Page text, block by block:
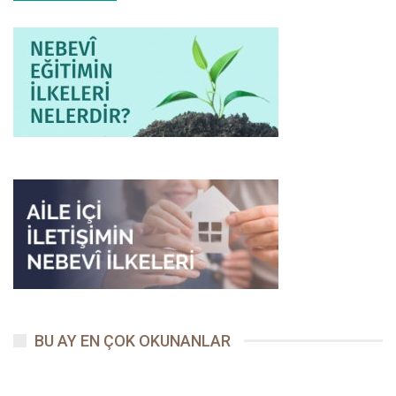
bulabileceğini düşünmüşler ve ürettikleri bu çözümün mümkün
olduğunu görerek bunu Ebû Basîr’e hatırlatmışlardı. Hatta Hz.
Ömer (radıyallahu anh) ona:
– Sen adam gibi adamsın ve yanında da kılıcın var, diyerek aynı
konuyu daha açık bir şekilde dile getirmiş oluyordu.
bulup Huneys’i öldürecek ve yeniden Medine’ye gelecekti. Kev­
ser’in de üzerine yürümüştü ama yetişememişti. Can havliyle
Kevser, Resûlullah’ın şefkat kollarına kendini atacaktı. Medine’ye
girdiğinde Allah Resûlü (sallallahu aleyhi ve sellem), ashâbıyla
ikindi namazını kılmış oturuyordu; onun bu şekilde gelişini
görünce:
BU AY EN ÇOK OKUNANLAR